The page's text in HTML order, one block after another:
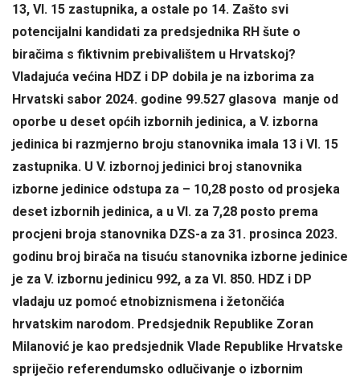
13, VI. 15 zastupnika, a ostale po 14. Zašto svi
potencijalni kandidati za predsjednika RH šute o
biračima s fiktivnim prebivalištem u Hrvatskoj?
Vladajuća većina HDZ i DP dobila je na izborima za
Hrvatski sabor 2024. godine 99.527 glasova manje od
oporbe u deset općih izbornih jedinica, a V. izborna
jedinica bi razmjerno broju stanovnika imala 13 i VI. 15
zastupnika. U V. izbornoj jedinici broj stanovnika
izborne jedinice odstupa za – 10,28 posto od prosjeka
deset izbornih jedinica, a u VI. za 7,28 posto prema
procjeni broja stanovnika DZS-a za 31. prosinca 2023.
godinu broj birača na tisuću stanovnika izborne jedinice
je za V. izbornu jedinicu 992, a za VI. 850. HDZ i DP
vladaju uz pomoć etnobiznismena i žetončića
hrvatskim narodom. Predsjednik Republike Zoran
Milanović je kao predsjednik Vlade Republike Hrvatske
spriječio referendumsko odlučivanje o izbornim